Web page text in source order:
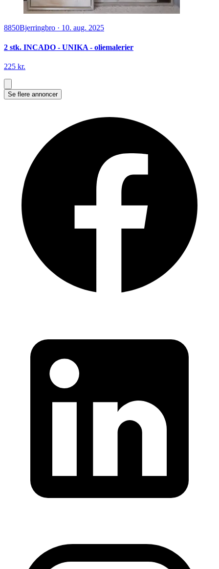
8850Bjerringbro · 10. aug. 2025
2 stk. INCADO - UNIKA - oliemalerier
225 kr.
Se flere annoncer